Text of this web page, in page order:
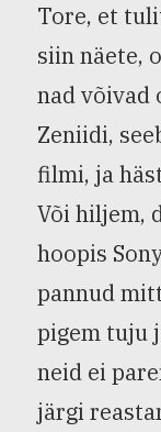
Tore, et
siin näete,
nad võivad
Zeniidi,
filmi, ja
Või hiljem,
hoopis
pannud
pigem tuju
neid ei
järgi